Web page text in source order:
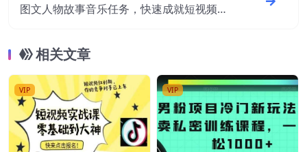
图文人物故事音乐任务，快速成就短视频运
相关文章
VIP VIP